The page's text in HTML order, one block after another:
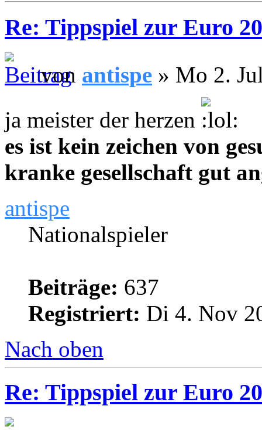
Re: Tippspiel zur Euro
von antispe » Mo 2.
ja meister der herzen
es ist kein zeichen von
kranke gesellschaft gut
antispe
Nationalspieler
Beiträge: 637
Registriert: Di 4. Nov
Nach oben
Re: Tippspiel zur Euro